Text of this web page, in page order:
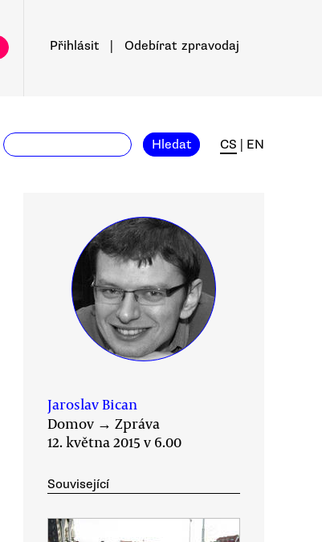
Přihlásit Odebírat zpravodaj
Hledat CS EN
Jaroslav Bican
Domov → Zpráva
12. května 2015 v 6.00
Související